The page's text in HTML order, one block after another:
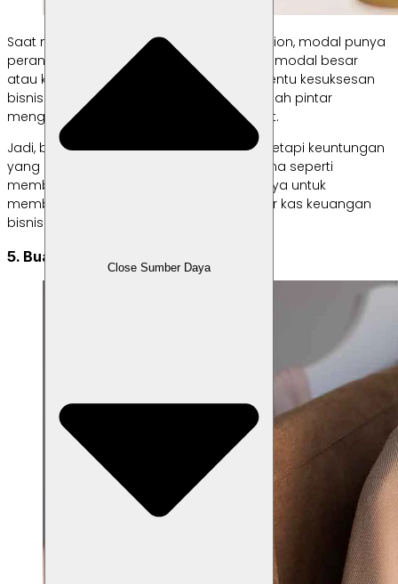
Close Sumber Daya
Saat memulai bisnis, termasuk bisnis fashion, modal punya
peran yang sangat penting. Meski begitu, modal besar
atau kecil sebenarnya tidak menjadi penentu kesuksesan
bisnis yang kamu jalankan. Kuncinya adalah pintar
mengelola dan mengatur modal tersebut.
Jadi, bisnismu tidak hanya berjalan baik, tetapi keuntungan
yang kamu dapatkan pun maksimal. Sama seperti
membuat rencana bisnis, tak ada salahnya untuk
membuat rencana finansial sehingga alur kas keuangan
bisnis dapat dikelola dengan baik.
5. Buat brand produk